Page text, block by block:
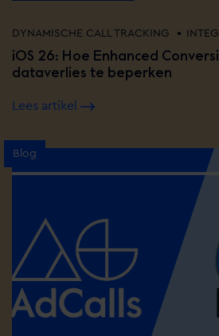
DYNAMISCHE CALL TRACKING •
iOS 26: Hoe Enhanced
dataverlies te beperken
Lees artikel
Blog